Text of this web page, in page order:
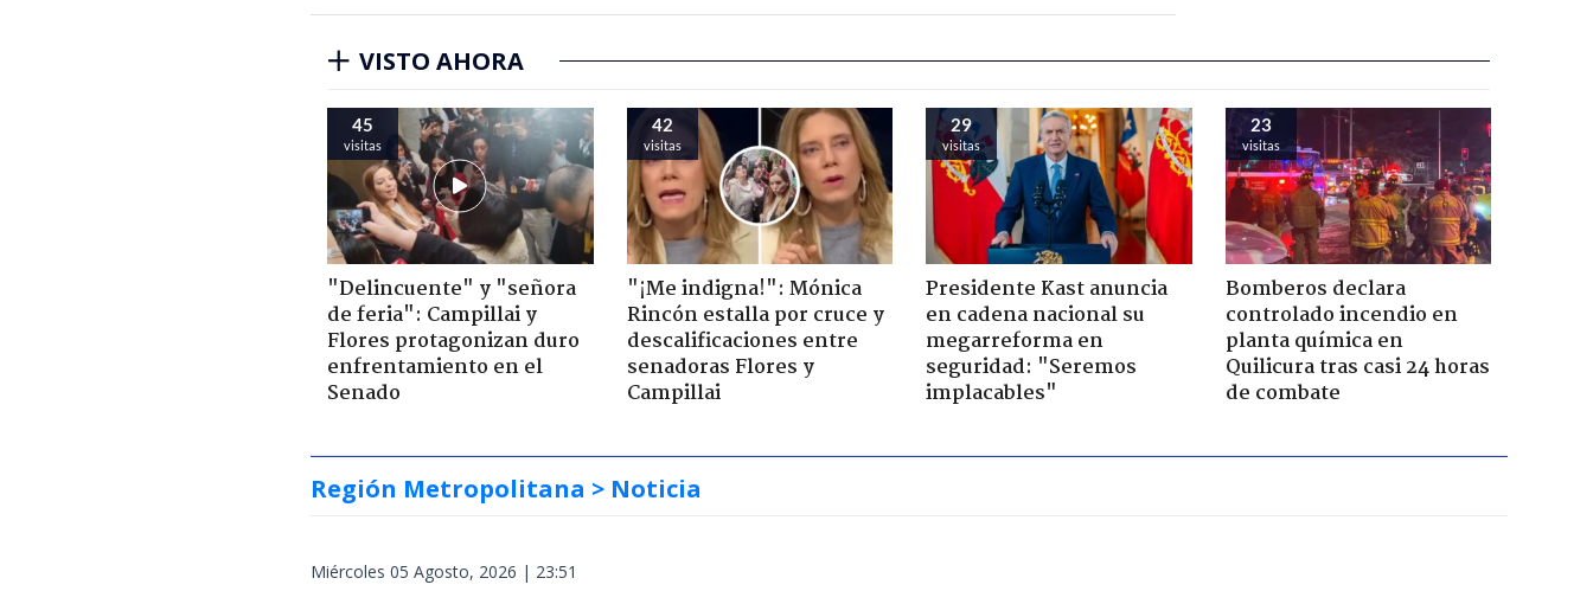
VISTO AHORA
45
visitas
"Delincuente" y "señora
de feria": Campillai y
Flores protagonizan duro
enfrentamiento en el
Senado
42
visitas
"¡Me indigna!": Mónica
Rincón estalla por cruce y
descalificaciones entre
senadoras Flores y
Campillai
29
visitas
Presidente Kast anuncia
en cadena nacional su
megarreforma en
seguridad: "Seremos
implacables"
23
visitas
Bomberos declara
controlado incendio en
planta química en
Quilicura tras casi 24 horas
de combate
Región Metropolitana > Noticia
Miércoles 05 Agosto, 2026 | 23:51